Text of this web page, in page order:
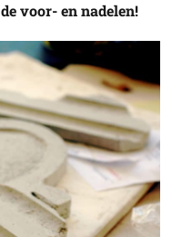
voor- en nadelen!